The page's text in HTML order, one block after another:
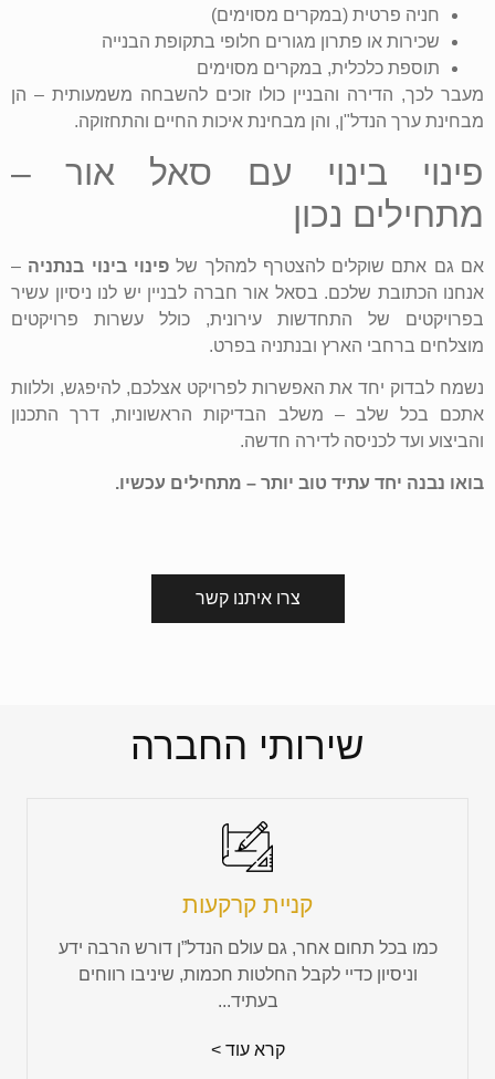
חניה פרטית (במקרים מסוימים)
שכירות או פתרון מגורים חלופי בתקופת הבנייה
תוספת כלכלית, במקרים מסוימים
מעבר לכך, הדירה והבניין כולו זוכים להשבחה משמעותית – הן
מבחינת ערך הנדל"ן, והן מבחינת איכות החיים והתחזוקה.
פינוי בינוי עם סאל אור –
מתחילים נכון
אם גם אתם שוקלים להצטרף למהלך שלפינוי בינוי בנתניה –
אנחנו הכתובת שלכם. בסאל אור חברה לבניין יש לנו ניסיון עשיר
בפרויקטים של התחדשות עירונית, כולל עשרות פרויקטים
מוצלחים ברחבי הארץ ובנתניה בפרט.
נשמח לבדוק יחד את האפשרות לפרויקט אצלכם, להיפגש, וללוות
אתכם בכל שלב – משלב הבדיקות הראשוניות, דרך התכנון
והביצוע ועד לכניסה לדירה חדשה.
בואו נבנה יחד עתיד טוב יותר – מתחילים עכשיו.
צרו איתנו קשר
שירותי החברה
קניית קרקעות
כמו בכל תחום אחר, גם עולם הנדל”ן דורש הרבה ידע
וניסיון כדיי לקבל החלטות חכמות, שיניבו רווחים
בעתיד...
קרא עוד >